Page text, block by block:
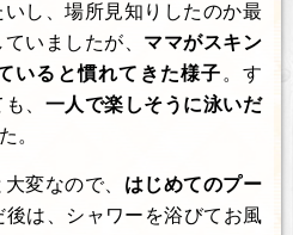
し、場所見知りしたのか最
いましたが、 ママがスキン
いると慣れてきた様子 。す
、 一人で楽しそうに泳いだ
。
変なので、 はじめてのプー
後は、シャワーを浴びてお風